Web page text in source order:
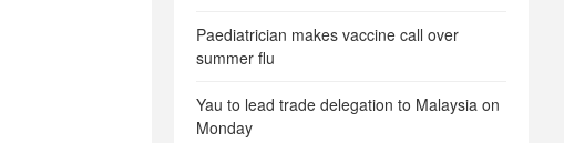
Paediatrician makes vaccine call over
summer flu
Yau to lead trade delegation to Malaysia on
Monday